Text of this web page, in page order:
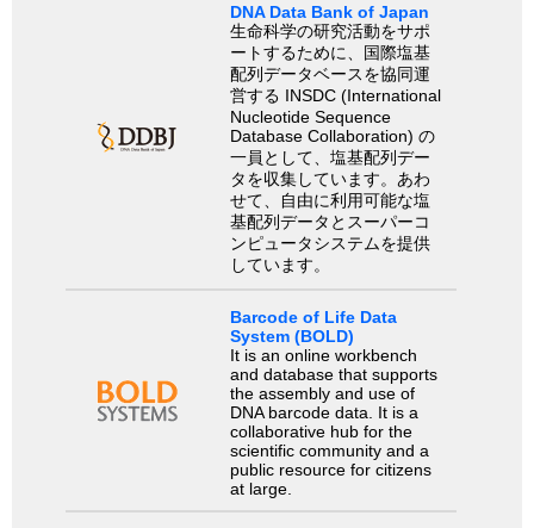
DNA Data Bank of Japan
生命科学の研究活動をサポ
ートするために、国際塩基
配列データベースを協同運
営する INSDC (International
Nucleotide Sequence
Database Collaboration) の
一員として、塩基配列デー
タを収集しています。あわ
せて、自由に利用可能な塩
基配列データとスーパーコ
ンピュータシステムを提供
しています。
Barcode of Life Data
System (BOLD)
It is an online workbench
and database that supports
the assembly and use of
DNA barcode data. It is a
collaborative hub for the
scientific community and a
public resource for citizens
at large.